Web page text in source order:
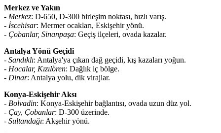
Merkez ve Yakın
- Merkez: D-650, D-300 birleşim noktası, hızlı varış.
- İscehisar: Mermer ocakları, Eskişehir yönü.
- Çobanlar, Sinanpaşa: Geçiş ilçeleri, ovada kazalar.
Antalya Yönü Geçidi
- Sandıklı: Antalya'ya çıkan dağ geçidi, kış kazaları yoğun.
- Hocalar, Kızılören: Dağlık iç bölge.
- Dinar: Antalya yolu, dik virajlar.
Konya-Eskişehir Aksı
- Bolvadin: Konya-Eskişehir bağlantısı, ovada uzun düz yol.
- Çay, Çobanlar: D-300 üzerinde.
- Sultandağı: Akşehir yönü.